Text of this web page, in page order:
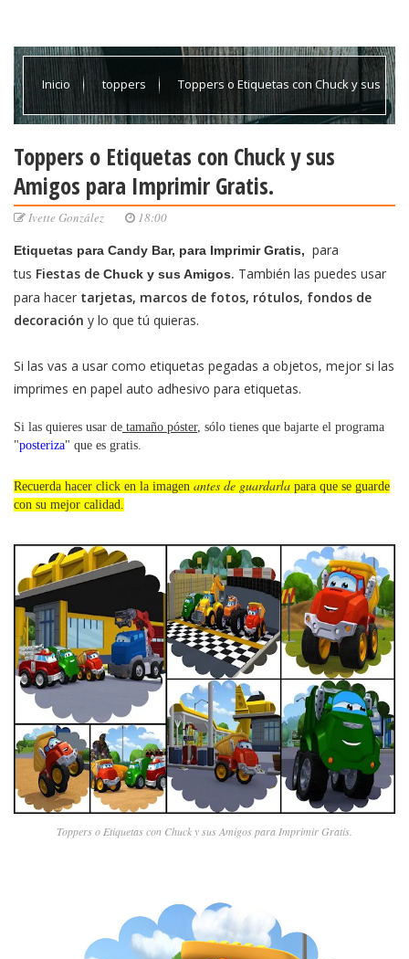
Inicio toppers Toppers o Etiquetas con Chuck y sus
Toppers o Etiquetas con Chuck y sus
Amigos para Imprimir Gratis.
Ivette González 18:00
Etiquetas para Candy Bar, para Imprimir Gratis, para
tus Fiestas de Chuck y sus Amigos. También las puedes usar
para hacer tarjetas, marcos de fotos, rótulos, fondos de
decoración y lo que tú quieras.
Si las vas a usar como etiquetas pegadas a objetos, mejor si las
imprimes en papel auto adhesivo para etiquetas.
Si las quieres usar de tamaño póster, sólo tienes que bajarte el programa
"posteriza" que es gratis.
Recuerda hacer click en la imagen antes de guardarla para que se guarde
con su mejor calidad.
Toppers o Etiquetas con Chuck y sus Amigos para Imprimir Gratis.